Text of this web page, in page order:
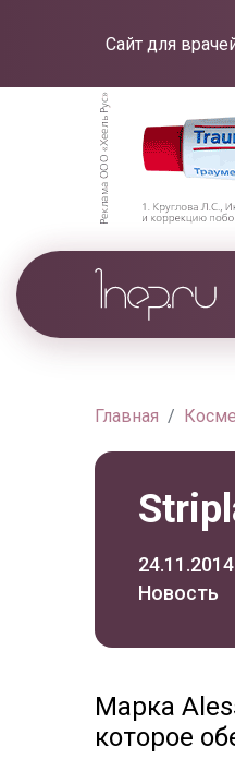
Сайт для
Главная
24.11.2014
Новость
Марка
которое